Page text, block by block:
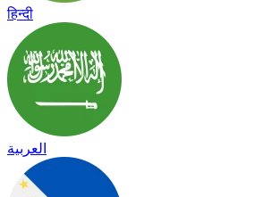
हिन्दी
العربية